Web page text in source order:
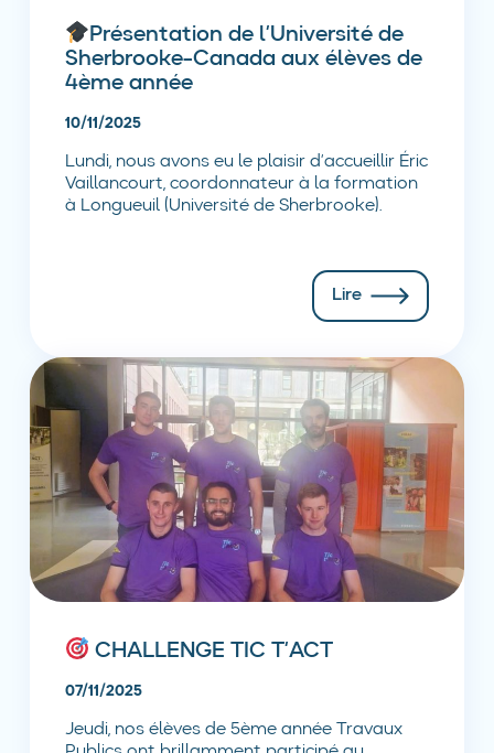
Présentation de l’Université de
Sherbrooke-Canada aux élèves de
4ème année
10/11/2025
Lundi, nous avons eu le plaisir d’accueillir Éric
Vaillancourt, coordonnateur à la formation
à Longueuil (Université de Sherbrooke).
Lire
CHALLENGE TIC T’ACT
07/11/2025
Jeudi, nos élèves de 5ème année Travaux